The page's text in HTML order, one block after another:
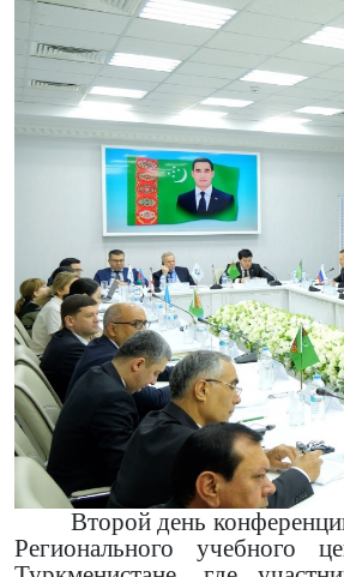
Второй день
Регионального учебного